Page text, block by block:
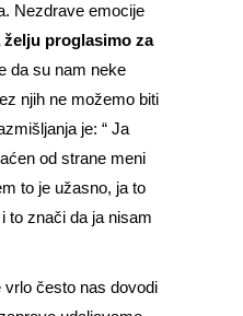
Nezdrave emocije
želju proglasimo za
da su nam neke
njih ne možemo biti
je: “ Ja
od strane meni
to je užasno, ja to
to znači da ja nisam
vrlo često nas dovodi